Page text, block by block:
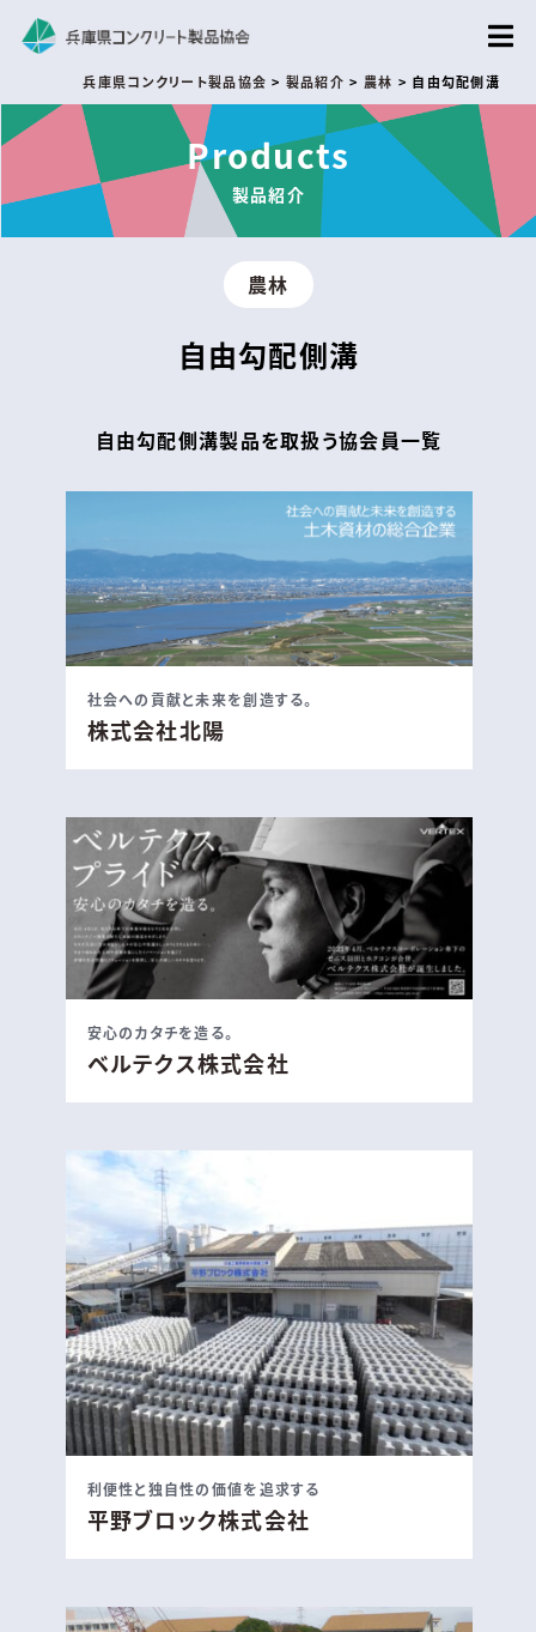
兵庫県コンクリート製品協会 > 製品紹介 > 農林 > 自由勾配側溝
Products
製品紹介
農林
自由勾配側溝
自由勾配側溝製品を取扱う協会員一覧
社会への貢献と未来を創造する。
株式会社北陽
安心のカタチを造る。
ベルテクス株式会社
利便性と独自性の価値を追求する
平野ブロック株式会社